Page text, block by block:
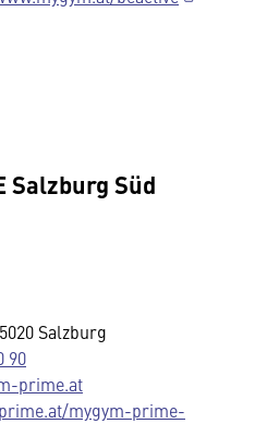
Salzburg Süd
Salzburg
90
prime.at
mygym-prime-